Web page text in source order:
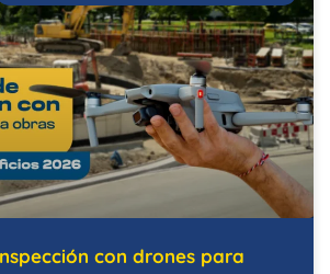
con drones para